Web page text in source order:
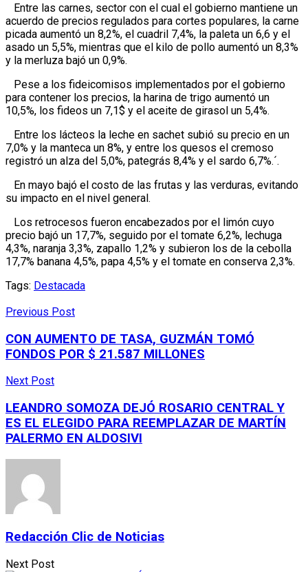
Entre las carnes, sector con el cual el gobierno mantiene un
acuerdo de precios regulados para cortes populares, la carne
picada aumentó un 8,2%, el cuadril 7,4%, la paleta un 6,6 y el
asado un 5,5%, mientras que el kilo de pollo aumentó un 8,3%
y la merluza bajó un 0,9%.
Pese a los fideicomisos implementados por el gobierno
para contener los precios, la harina de trigo aumentó un
10,5%, los fideos un 7,1$ y el aceite de girasol un 5,4%.
Entre los lácteos la leche en sachet subió su precio en un
7,0% y la manteca un 8%, y entre los quesos el cremoso
registró un alza del 5,0%, pategrás 8,4% y el sardo 6,7%.´.
En mayo bajó el costo de las frutas y las verduras, evitando
su impacto en el nivel general.
Los retrocesos fueron encabezados por el limón cuyo
precio bajó un 17,7%, seguido por el tomate 6,2%, lechuga
4,3%, naranja 3,3%, zapallo 1,2% y subieron los de la cebolla
17,7% banana 4,5%, papa 4,5% y el tomate en conserva 2,3%.
Tags: Destacada
Previous Post
CON AUMENTO DE TASA, GUZMÁN TOMÓ
FONDOS POR $ 21.587 MILLONES
Next Post
LEANDRO SOMOZA DEJÓ ROSARIO CENTRAL Y
ES EL ELEGIDO PARA REEMPLAZAR DE MARTÍN
PALERMO EN ALDOSIVI
Redacción Clic de Noticias
Next Post